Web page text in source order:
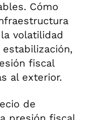
Cómo
volatilidad
fiscal
al exterior.
de